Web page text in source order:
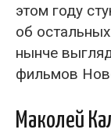
этом году
об
нынче
фильмов
Маколей